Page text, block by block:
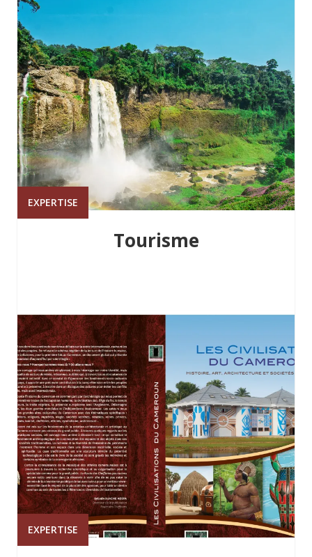
EXPERTISE
Tourisme
EXPERTISE